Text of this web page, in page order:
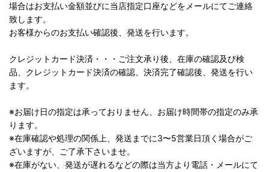
場合はお支払い金額並びに当店指定口座などをメールにてご連絡
致します。
お客様からのお支払い確認後、発送を行います。
クレジットカード決済・・・ご注文承り後、在庫の確認及び検
品、クレジットカード決済の確認、決済完了確認後、発送を行い
ます。
※お届け日の指定は承っておりません、お届け時間帯の指定のみ承
ります。
※在庫確認や処理の関係上、発送までに3〜5営業日頂く場合がご
ざいますが、ご了承下さいませ。
※在庫がない、発送が遅れるなどの際は当方より電話・メールにて